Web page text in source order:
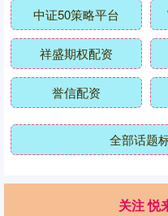
中证50策略平台
祥盛期权配资
誉信配资
全部话题
关注 悦